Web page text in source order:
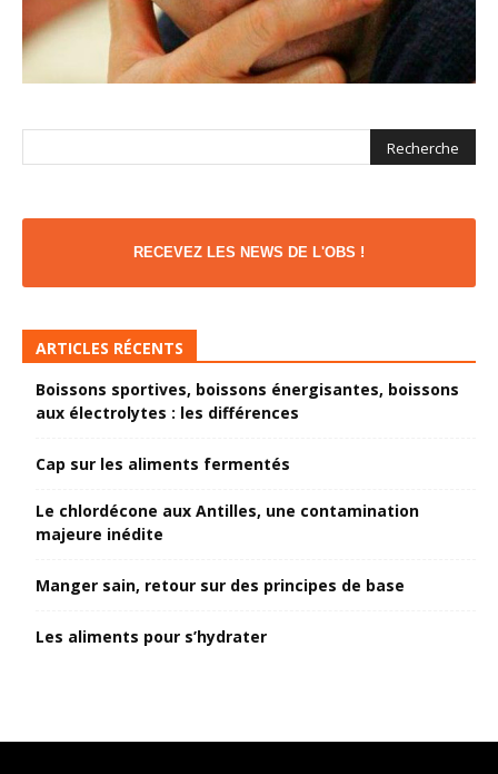
RECEVEZ LES NEWS DE L'OBS !
ARTICLES RÉCENTS
Boissons sportives, boissons énergisantes, boissons
aux électrolytes : les différences
Cap sur les aliments fermentés
Le chlordécone aux Antilles, une contamination
majeure inédite
Manger sain, retour sur des principes de base
Les aliments pour s’hydrater